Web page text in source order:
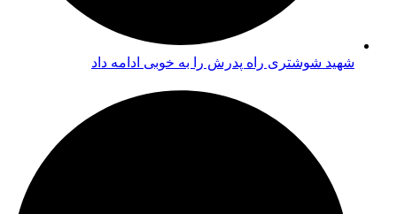
شهید شوشتری راه پدرش را به خوبی ادامه داد